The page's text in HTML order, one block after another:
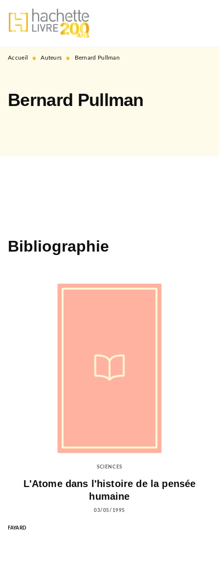
MENU RECHERCHE
PIED DE PAGE
Accueil • Auteurs • Bernard Pullman
Bernard Pullman
Bibliographie
SCIENCES
L'Atome dans l'histoire de la pensée
humaine
03/05/1995
FAYARD